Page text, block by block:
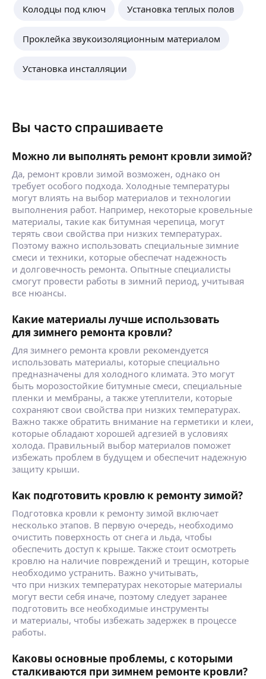
Колодцы под ключ Установка теплых полов
Проклейка звукоизоляционным материалом
Установка инсталляции
Вы часто спрашиваете
Можно ли выполнять ремонт кровли зимой?
Да, ремонт кровли зимой возможен, однако он
требует особого подхода. Холодные температуры
могут влиять на выбор материалов и технологии
выполнения работ. Например, некоторые кровельные
материалы, такие как битумная черепица, могут
терять свои свойства при низких температурах.
Поэтому важно использовать специальные зимние
смеси и техники, которые обеспечат надежность
и долговечность ремонта. Опытные специалисты
смогут провести работы в зимний период, учитывая
все нюансы.
Какие материалы лучше использовать
для зимнего ремонта кровли?
Для зимнего ремонта кровли рекомендуется
использовать материалы, которые специально
предназначены для холодного климата. Это могут
быть морозостойкие битумные смеси, специальные
пленки и мембраны, а также утеплители, которые
сохраняют свои свойства при низких температурах.
Важно также обратить внимание на герметики и клеи,
которые обладают хорошей адгезией в условиях
холода. Правильный выбор материалов поможет
избежать проблем в будущем и обеспечит надежную
защиту крыши.
Как подготовить кровлю к ремонту зимой?
Подготовка кровли к ремонту зимой включает
несколько этапов. В первую очередь, необходимо
очистить поверхность от снега и льда, чтобы
обеспечить доступ к крыше. Также стоит осмотреть
кровлю на наличие повреждений и трещин, которые
необходимо устранить. Важно учитывать,
что при низких температурах некоторые материалы
могут вести себя иначе, поэтому следует заранее
подготовить все необходимые инструменты
и материалы, чтобы избежать задержек в процессе
работы.
Каковы основные проблемы, с которыми
сталкиваются при зимнем ремонте кровли?